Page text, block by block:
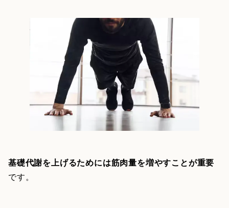
基礎代謝を上げるためには筋肉量を増やすことが重要
です。